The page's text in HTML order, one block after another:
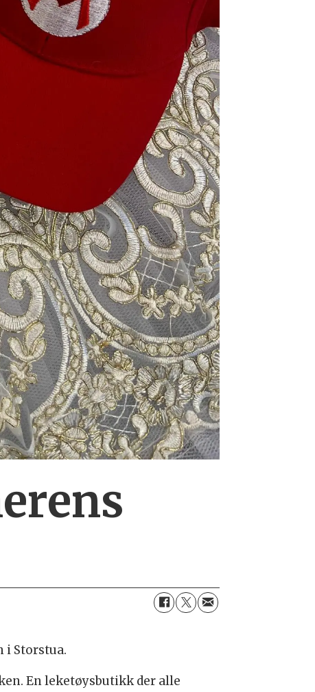
i Storstua.
En leketøysbutikk der alle